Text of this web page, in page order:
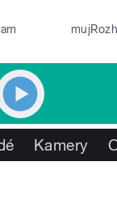
Kamery